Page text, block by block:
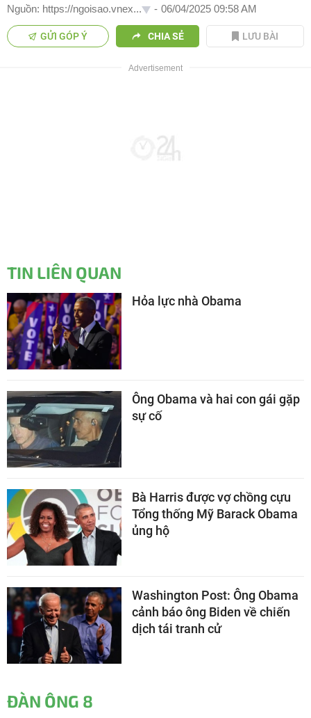
Nguồn: https://ngoisao.vnex... - 06/04/2025 09:58 AM
GỬI GÓP Ý CHIA SẺ LƯU BÀI
TIN LIÊN QUAN
Hỏa lực nhà Obama
Ông Obama và hai con gái gặp
sự cố
Bà Harris được vợ chồng cựu
Tổng thống Mỹ Barack Obama
ủng hộ
Washington Post: Ông Obama
cảnh báo ông Biden về chiến
dịch tái tranh cử
ĐÀN ÔNG 8